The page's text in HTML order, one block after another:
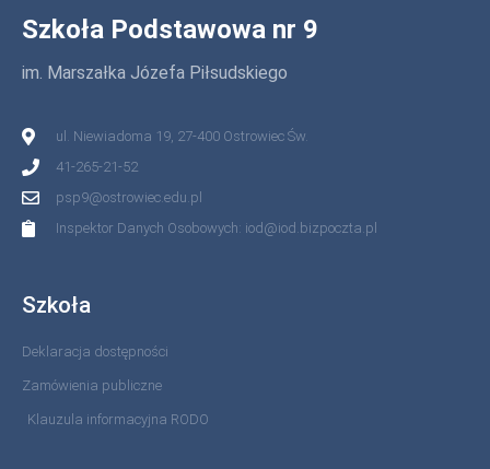
Szkoła Podstawowa nr 9
im. Marszałka Józefa Piłsudskiego
ul. Niewiadoma 19, 27-400 Ostrowiec Św.
41-265-21-52
psp9@ostrowiec.edu.pl
Inspektor Danych Osobowych: iod@iod.bizpoczta.pl
Szkoła
Deklaracja dostępności
Zamówienia publiczne
Klauzula informacyjna RODO